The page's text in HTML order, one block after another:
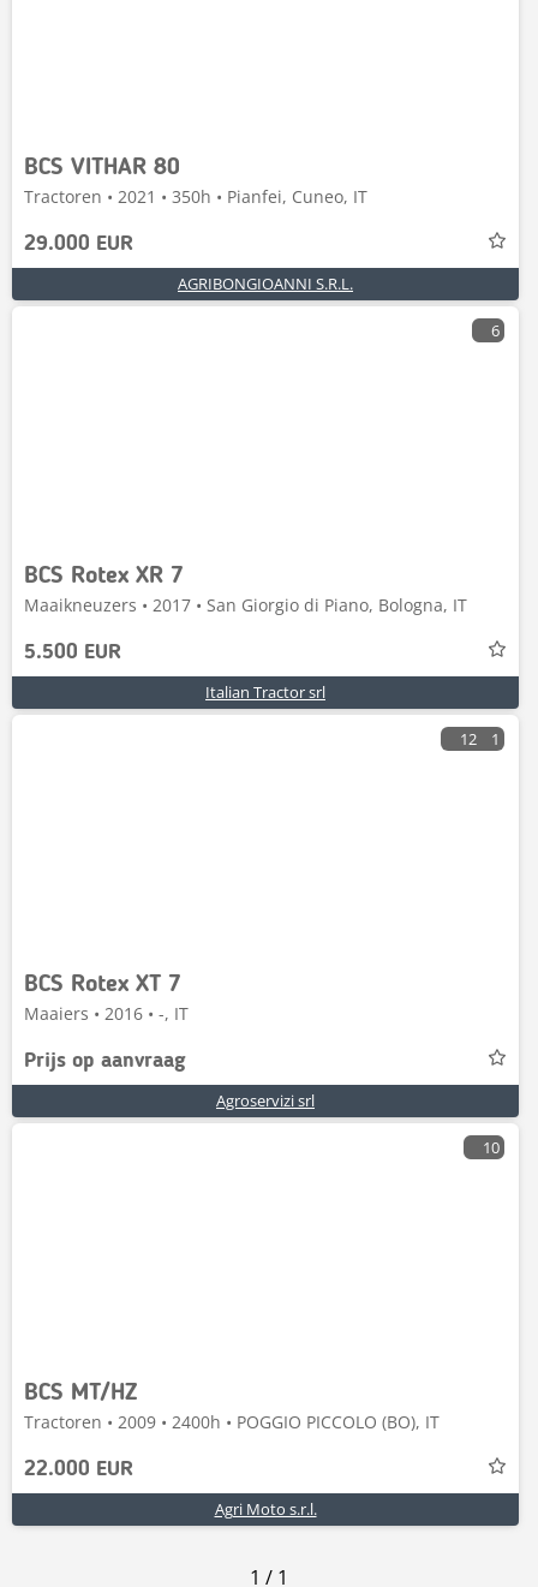
BCS VITHAR 80
Tractoren • 2021 • 350h • Pianfei, Cuneo, IT
29.000 EUR
AGRIBONGIOANNI S.R.L.
6
BCS Rotex XR 7
Maaikneuzers • 2017 • San Giorgio di Piano, Bologna, IT
5.500 EUR
Italian Tractor srl
12 1
BCS Rotex XT 7
Maaiers • 2016 • -, IT
Prijs op aanvraag
Agroservizi srl
10
BCS MT/HZ
Tractoren • 2009 • 2400h • POGGIO PICCOLO (BO), IT
22.000 EUR
Agri Moto s.r.l.
1 / 1